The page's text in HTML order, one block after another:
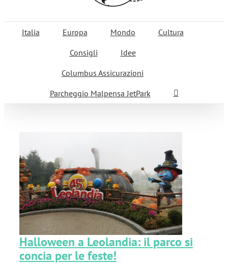
Italia Europa Mondo
Cultura
Consigli
Idee
Columbus Assicurazioni
Parcheggio Malpensa JetPark
Halloween a Leolandia: il parco si
concia per le feste!